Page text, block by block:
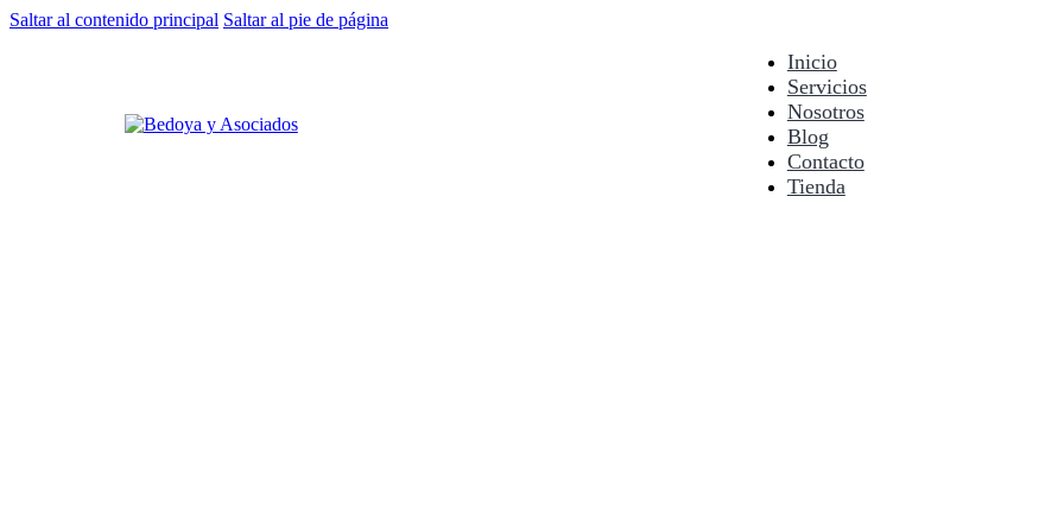
Saltar al contenido principal Saltar al pie de página
Inicio
Servicios
Nosotros
Blog
Contacto
Tienda